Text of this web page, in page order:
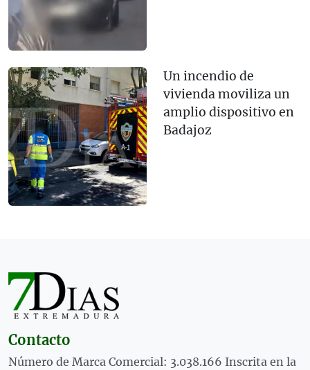
Un incendio de
vivienda moviliza un
amplio dispositivo en
Badajoz
Contacto
Número de Marca Comercial: 3.038.166 Inscrita en la